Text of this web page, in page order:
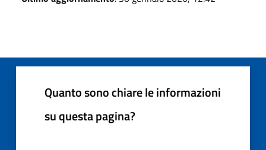
Quanto sono chiare le informazioni
su questa pagina?